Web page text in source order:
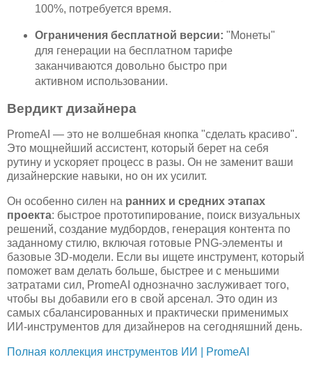
100%, потребуется время.
Ограничения бесплатной версии: "Монеты"
для генерации на бесплатном тарифе
заканчиваются довольно быстро при
активном использовании.
Вердикт дизайнера
PromeAI — это не волшебная кнопка "сделать красиво".
Это мощнейший ассистент, который берет на себя
рутину и ускоряет процесс в разы. Он не заменит ваши
дизайнерские навыки, но он их усилит.
Он особенно силен на ранних и средних этапах
проекта: быстрое прототипирование, поиск визуальных
решений, создание мудбордов, генерация контента по
заданному стилю, включая готовые PNG-элементы и
базовые 3D-модели. Если вы ищете инструмент, который
поможет вам делать больше, быстрее и с меньшими
затратами сил, PromeAI однозначно заслуживает того,
чтобы вы добавили его в свой арсенал. Это один из
самых сбалансированных и практически применимых
ИИ-инструментов для дизайнеров на сегодняшний день.
Полная коллекция инструментов ИИ | PromeAI